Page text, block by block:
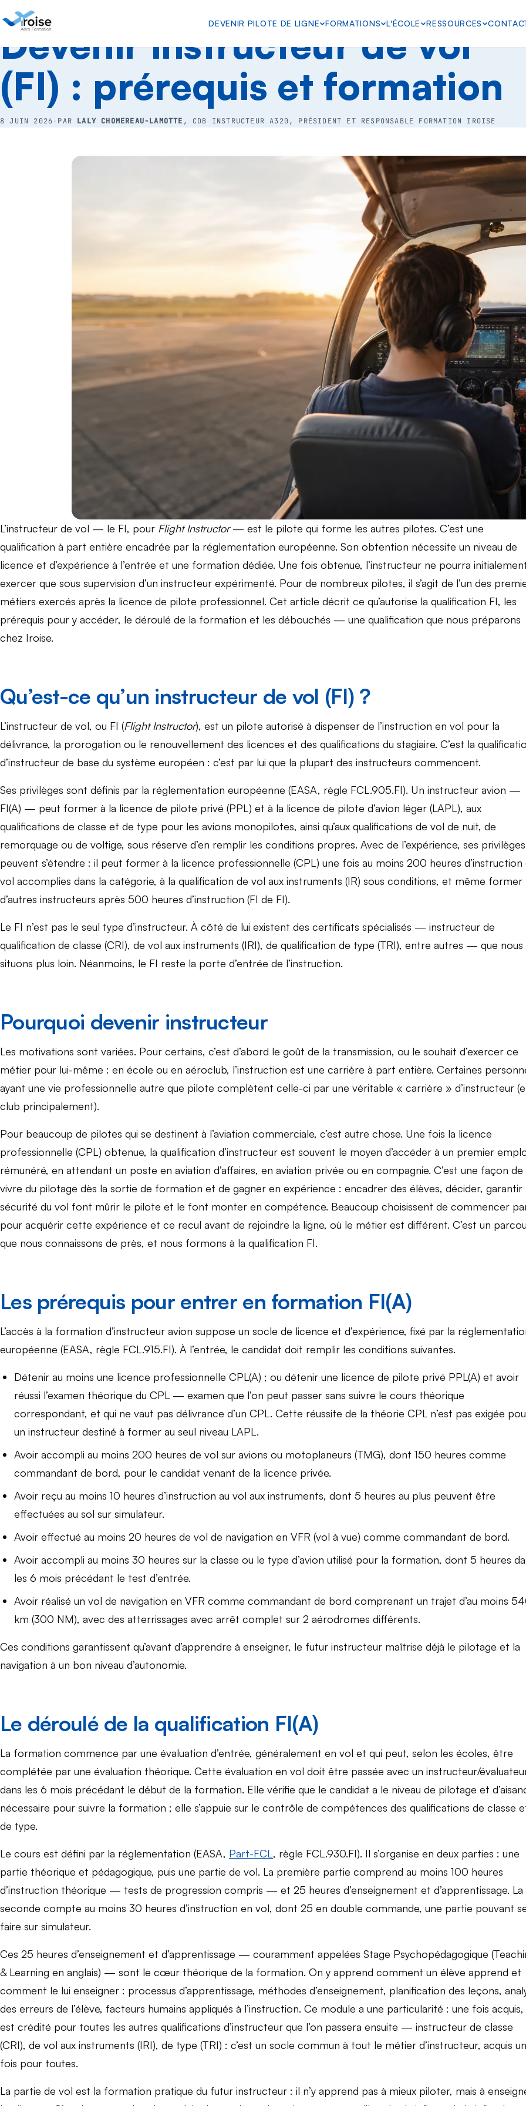
DEVENIR PILOTE DE LIGNE FORMATIONS L'ÉCOLE RESSOURCES
RESSOURCES
Devenir instructeur de vol
(FI) : prérequis et formation
8 JUIN 2026 · PAR LALY CHOMEREAU-LAMOTTE , CDB INSTRUCTEUR A320, PRÉSIDENT ET RESPONSABLE FORMATION IROISE
L’instructeur de vol — le FI, pour Flight Instructor— est le pilote qui forme les autres pilotes. C’est une
qualification à part entière encadrée par la réglementation européenne. Son obtention nécessite un niveau de
licence et d’expérience à l’entrée et une formation dédiée. Une fois obtenue, l’instructeur ne pourra
exercer que sous supervision d’un instructeur expérimenté. Pour de nombreux pilotes, il s’agit de l’un des
métiers exercés après la licence de pilote professionnel. Cet article décrit ce qu’autorise la qualification FI, les
prérequis pour y accéder, le déroulé de la formation et les débouchés — une qualification que nous préparons
chez Iroise.
Qu’est-ce qu’un instructeur de vol (FI) ?
L’instructeur de vol, ou FI (Flight Instructor), est un pilote autorisé à dispenser de l’instruction en vol pour la
délivrance, la prorogation ou le renouvellement des licences et des qualifications du stagiaire. C’est la
d’instructeur de base du système européen : c’est par lui que la plupart des instructeurs commencent.
Ses privilèges sont définis par la réglementation européenne (EASA, règle FCL.905.FI). Un instructeur avion —
FI(A) — peut former à la licence de pilote privé (PPL) et à la licence de pilote d’avion léger (LAPL), aux
qualifications de classe et de type pour les avions monopilotes, ainsi qu’aux qualifications de vol de nuit, de
remorquage ou de voltige, sous réserve d’en remplir les conditions propres. Avec de l’expérience, ses privilèges
peuvent s’étendre : il peut former à la licence professionnelle (CPL) une fois au moins 200 heures d’instruction
vol accomplies dans la catégorie, à la qualification de vol aux instruments (IR) sous conditions, et même former
d’autres instructeurs après 500 heures d’instruction (FI de FI).
Le FI n’est pas le seul type d’instructeur. À côté de lui existent des certificats spécialisés — instructeur de
qualification de classe (CRI), de vol aux instruments (IRI), de qualification de type (TRI), entre autres — que nous
situons plus loin. Néanmoins, le FI reste la porte d’entrée de l’instruction.
Pourquoi devenir instructeur
Les motivations sont variées. Pour certains, c’est d’abord le goût de la transmission, ou le souhait d’exercer ce
métier pour lui-même : en école ou en aéroclub, l’instruction est une carrière à part entière. Certaines
ayant une vie professionnelle autre que pilote complètent celle-ci par une véritable « carrière » d’instructeur
club principalement).
Pour beaucoup de pilotes qui se destinent à l’aviation commerciale, c’est autre chose. Une fois la licence
professionnelle (CPL) obtenue, la qualification d’instructeur est souvent le moyen d’accéder à un premier
rémunéré, en attendant un poste en aviation d’affaires, en aviation privée ou en compagnie. C’est une façon de
vivre du pilotage dès la sortie de formation et de gagner en expérience : encadrer des élèves, décider, garantir
sécurité du vol font mûrir le pilote et le font monter en compétence. Beaucoup choisissent de commencer
pour acquérir cette expérience et ce recul avant de rejoindre la ligne, où le métier est différent. C’est un
que nous connaissons de près, et nous formons à la qualification FI.
Les prérequis pour entrer en formation FI(A)
L’accès à la formation d’instructeur avion suppose un socle de licence et d’expérience, fixé par la
européenne (EASA, règle FCL.915.FI). À l’entrée, le candidat doit remplir les conditions suivantes.
Détenir au moins une licence professionnelle CPL(A) ; ou détenir une licence de pilote privé PPL(A) et avoir
réussi l’examen théorique du CPL — examen que l’on peut passer sans suivre le cours théorique
correspondant, et qui ne vaut pas délivrance d’un CPL. Cette réussite de la théorie CPL n’est pas exigée
un instructeur destiné à former au seul niveau LAPL.
Avoir accompli au moins 200 heures de vol sur avions ou motoplaneurs (TMG), dont 150 heures comme
commandant de bord, pour le candidat venant de la licence privée.
Avoir reçu au moins 10 heures d’instruction au vol aux instruments, dont 5 heures au plus peuvent être
effectuées au sol sur simulateur.
Avoir effectué au moins 20 heures de vol de navigation en VFR (vol à vue) comme commandant de bord.
Avoir accompli au moins 30 heures sur la classe ou le type d’avion utilisé pour la formation, dont 5 heures
les 6 mois précédant le test d’entrée.
Avoir réalisé un vol de navigation en VFR comme commandant de bord comprenant un trajet d’au moins
km (300 NM), avec des atterrissages avec arrêt complet sur 2 aérodromes différents.
Ces conditions garantissent qu’avant d’apprendre à enseigner, le futur instructeur maîtrise déjà le pilotage et la
navigation à un bon niveau d’autonomie.
Le déroulé de la qualification FI(A)
La formation commence par une évaluation d’entrée, généralement en vol et qui peut, selon les écoles, être
complétée par une évaluation théorique. Cette évaluation en vol doit être passée avec un instructeur/
dans les 6 mois précédant le début de la formation. Elle vérifie que le candidat a le niveau de pilotage et
nécessaire pour suivre la formation ; elle s’appuie sur le contrôle de compétences des qualifications de classe
de type.
Le cours est défini par la réglementation (EASA, Part-FCL, règle FCL.930.FI). Il s’organise en deux parties : une
partie théorique et pédagogique, puis une partie de vol. La première partie comprend au moins 100 heures
d’instruction théorique — tests de progression compris — et 25 heures d’enseignement et d’apprentissage. La
seconde compte au moins 30 heures d’instruction en vol, dont 25 en double commande, une partie pouvant
faire sur simulateur.
Ces 25 heures d’enseignement et d’apprentissage — couramment appelées Stage Psychopédagogique
& Learning en anglais) — sont le cœur théorique de la formation. On y apprend comment un élève apprend et
comment le lui enseigner : processus d’apprentissage, méthodes d’enseignement, planification des leçons,
des erreurs de l’élève, facteurs humains appliqués à l’instruction. Ce module a une particularité : une fois acquis,
est crédité pour toutes les autres qualifications d’instructeur que l’on passera ensuite — instructeur de classe
(CRI), de vol aux instruments (IRI), de type (TRI) : c’est un socle commun à tout le métier d’instructeur, acquis
fois pour toutes.
La partie de vol est la formation pratique du futur instructeur : il n’y apprend pas à mieux piloter, mais à